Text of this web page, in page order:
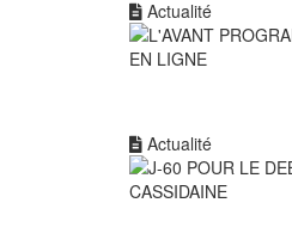
Actualité
Actualité